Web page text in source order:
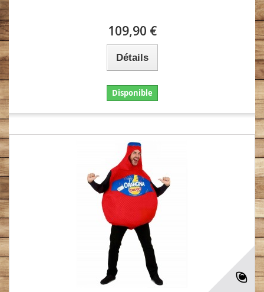
109,90 €
Détails
Disponible